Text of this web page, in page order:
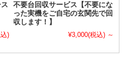
)
不要台回収サービス【不要にな
った実機をご自宅の玄関先で回
収します！】
¥3,000(税込) ～